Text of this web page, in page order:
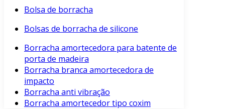
Bolsa de borracha
Bolsas de borracha de silicone
Borracha amortecedora para batente de
porta de madeira
Borracha branca amortecedora de
impacto
Borracha anti vibração
Borracha amortecedor tipo coxim